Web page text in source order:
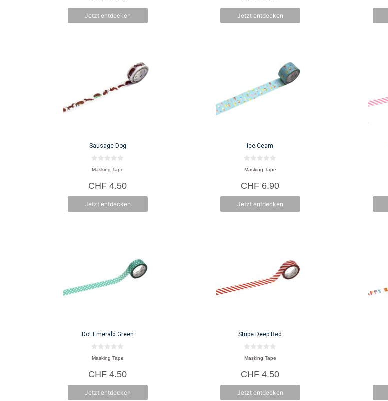
5
Jetzt entdecken
5
Jetzt entdecken
Sausage Dog
0
v
n
5
Masking Tape
CHF 4.50
Jetzt entdecken
Ice Ceam
0
v
n
5
Masking Tape
CHF 6.90
Jetzt entdecken
Dot Emerald Green
0
v
n
5
Masking Tape
CHF 4.50
Jetzt entdecken
Stripe Deep Red
0
v
n
5
Masking Tape
CHF 4.50
Jetzt entdecken